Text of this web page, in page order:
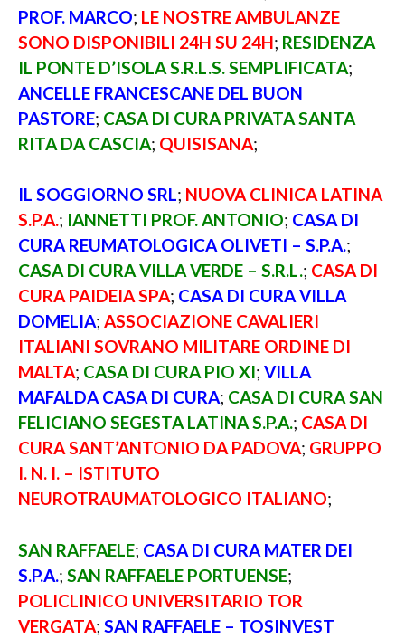
PROF. MARCO; LE NOSTRE AMBULANZE
SONO DISPONIBILI 24H SU 24H; RESIDENZA
IL PONTE D’ISOLA S.R.L.S. SEMPLIFICATA;
ANCELLE FRANCESCANE DEL BUON
PASTORE; CASA DI CURA PRIVATA SANTA
RITA DA CASCIA; QUISISANA;
IL SOGGIORNO SRL; NUOVA CLINICA LATINA
S.P.A.; IANNETTI PROF. ANTONIO; CASA DI
CURA REUMATOLOGICA OLIVETI – S.P.A.;
CASA DI CURA VILLA VERDE – S.R.L.; CASA DI
CURA PAIDEIA SPA; CASA DI CURA VILLA
DOMELIA; ASSOCIAZIONE CAVALIERI
ITALIANI SOVRANO MILITARE ORDINE DI
MALTA; CASA DI CURA PIO XI; VILLA
MAFALDA CASA DI CURA; CASA DI CURA SAN
FELICIANO SEGESTA LATINA S.P.A.; CASA DI
CURA SANT’ANTONIO DA PADOVA; GRUPPO
I. N. I. – ISTITUTO
NEUROTRAUMATOLOGICO ITALIANO;
SAN RAFFAELE; CASA DI CURA MATER DEI
S.P.A.; SAN RAFFAELE PORTUENSE;
POLICLINICO UNIVERSITARIO TOR
VERGATA; SAN RAFFAELE – TOSINVEST